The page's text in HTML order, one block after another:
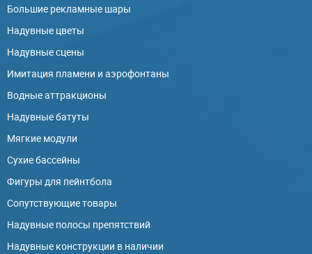
Большие рекламные шары
Надувные цветы
Надувные сцены
Имитация пламени и аэрофонтаны
Водные аттракционы
Надувные батуты
Мягкие модули
Сухие бассейны
Фигуры для пейнтбола
Сопутствующие товары
Надувные полосы препятствий
Надувные конструкции в наличии